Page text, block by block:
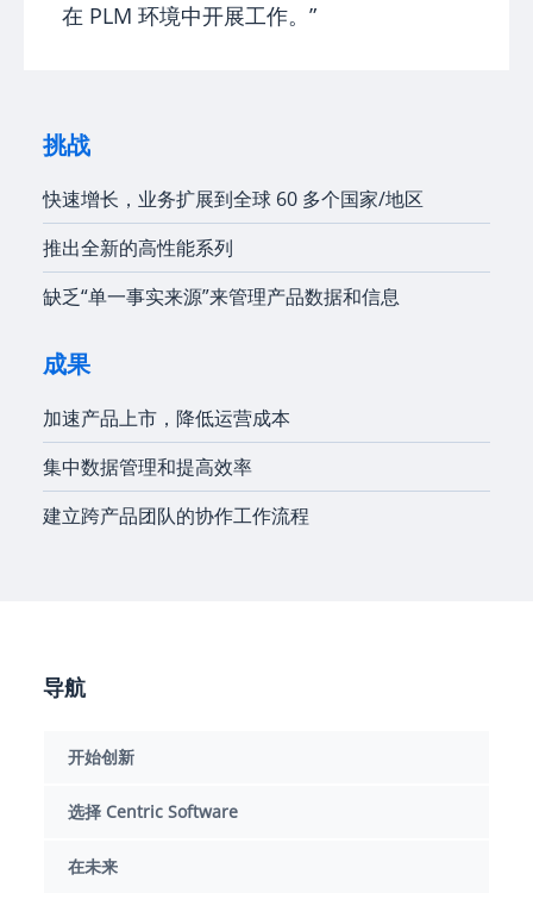
在 PLM 环境中开展工作。”
挑战
快速增长，业务扩展到全球 60 多个国家/地区
推出全新的高性能系列
缺乏“单一事实来源”来管理产品数据和信息
成果
加速产品上市，降低运营成本
集中数据管理和提高效率
建立跨产品团队的协作工作流程
导航
开始创新
选择 Centric Software
在未来